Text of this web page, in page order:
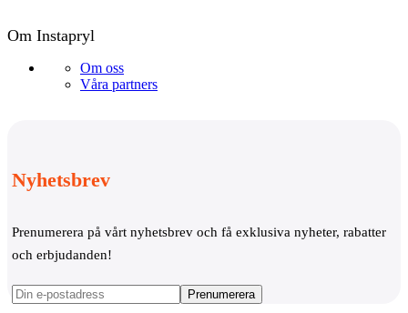
Om Instapryl
Om oss
Våra partners
Nyhetsbrev
Prenumerera på vårt nyhetsbrev och få exklusiva nyheter, rabatter
och erbjudanden!